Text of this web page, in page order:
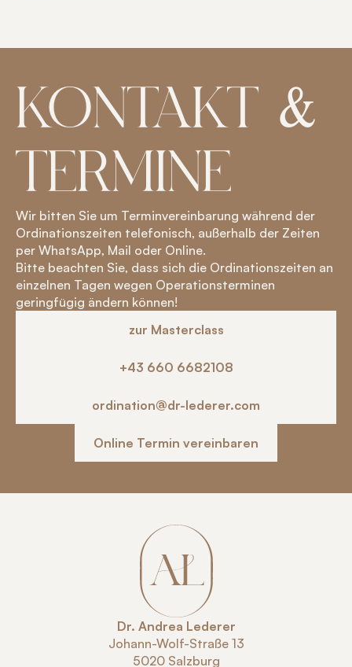
KONTAKT &
TERMINE
Wir bitten Sie um Terminvereinbarung während der
Ordinationszeiten telefonisch, außerhalb der Zeiten
per WhatsApp, Mail oder Online.
Bitte beachten Sie, dass sich die Ordinationszeiten an
einzelnen Tagen wegen Operationsterminen
geringfügig ändern können!
zur Masterclass
zur Masterclass
+43 660 6682108
+43 660 6682108
ordination@dr-lederer.com
ordination@dr-lederer.com
Online Termin vereinbaren
Online Termin vereinbaren
Dr. Andrea Lederer
Johann-Wolf-Straße 13
5020 Salzburg